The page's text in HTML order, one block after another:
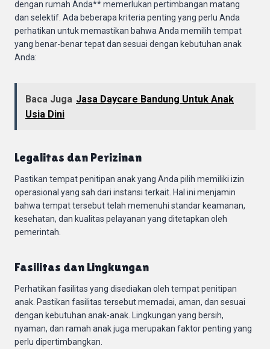
dengan rumah Anda** memerlukan pertimbangan matang
dan selektif. Ada beberapa kriteria penting yang perlu Anda
perhatikan untuk memastikan bahwa Anda memilih tempat
yang benar-benar tepat dan sesuai dengan kebutuhan anak
Anda:
Baca Juga Jasa Daycare Bandung Untuk Anak
Usia Dini
Legalitas dan Perizinan
Pastikan tempat penitipan anak yang Anda pilih memiliki izin
operasional yang sah dari instansi terkait. Hal ini menjamin
bahwa tempat tersebut telah memenuhi standar keamanan,
kesehatan, dan kualitas pelayanan yang ditetapkan oleh
pemerintah.
Fasilitas dan Lingkungan
Perhatikan fasilitas yang disediakan oleh tempat penitipan
anak. Pastikan fasilitas tersebut memadai, aman, dan sesuai
dengan kebutuhan anak-anak. Lingkungan yang bersih,
nyaman, dan ramah anak juga merupakan faktor penting yang
perlu dipertimbangkan.